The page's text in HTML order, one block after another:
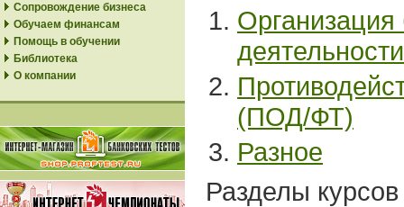
Сопровождение бизнеса
Обучаем финансам
Помощь в обучении
Библиотека
О компании
Организация
деятельности
(ПОД/ФТ)
Разное
Разделы курсов